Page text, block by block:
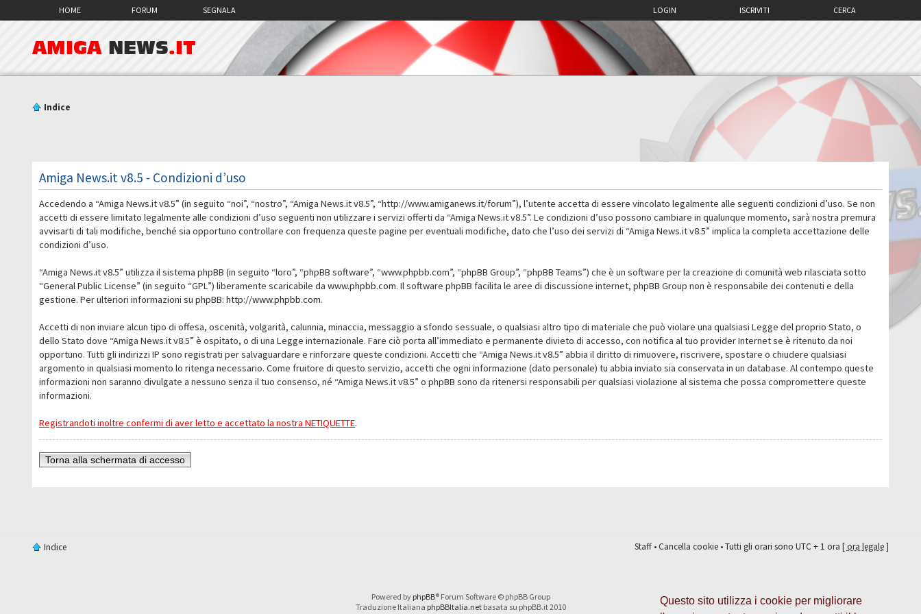
Questo sito utilizza i cookie per migliorare
HOME FORUM SEGNALA CERCA
ISCRIVITI
LOGIN
AMIGA NEWS.IT
Indice
Amiga News.it v8.5 - Condizioni d’uso
Accedendo a “Amiga News.it v8.5” (in seguito “noi”, “nostro”, “Amiga News.it v8.5”, “http://www.amiganews.it/forum”), l’utente accetta di essere vincolato legalmente alle seguenti condizioni d’uso. Se non
accetti di essere limitato legalmente alle condizioni d’uso seguenti non utilizzare i servizi offerti da “Amiga News.it v8.5”. Le condizioni d’uso possono cambiare in qualunque momento, sarà nostra premura
avvisarti di tali modifiche, benché sia opportuno controllare con frequenza queste pagine per eventuali modifiche, dato che l’uso dei servizi di “Amiga News.it v8.5” implica la completa accettazione delle
condizioni d’uso.
“Amiga News.it v8.5” utilizza il sistema phpBB (in seguito “loro”, “phpBB software”, “www.phpbb.com”, “phpBB Group”, “phpBB Teams”) che è un software per la creazione di comunità web rilasciata sotto
“General Public License” (in seguito “GPL”) liberamente scaricabile dawww.phpbb.com. Il software phpBB facilita le aree di discussione internet, phpBB Group non è responsabile dei contenuti e della
gestione. Per ulteriori informazioni su phpBB:http://www.phpbb.com.
Accetti di non inviare alcun tipo di offesa, oscenità, volgarità, calunnia, minaccia, messaggio a sfondo sessuale, o qualsiasi altro tipo di materiale che può violare una qualsiasi Legge del proprio Stato, o
dello Stato dove “Amiga News.it v8.5” è ospitato, o di una Legge internazionale. Fare ciò porta all’immediato e permanente divieto di accesso, con notifica al tuo provider Internet se è ritenuto da noi
opportuno. Tutti gli indirizzi IP sono registrati per salvaguardare e rinforzare queste condizioni. Accetti che “Amiga News.it v8.5” abbia il diritto di rimuovere, riscrivere, spostare o chiudere qualsiasi
argomento in qualsiasi momento lo ritenga necessario. Come fruitore di questo servizio, accetti che ogni informazione (dato personale) tu abbia inviato sia conservata in un database. Al contempo queste
informazioni non saranno divulgate a nessuno senza il tuo consenso, né “Amiga News.it v8.5” o phpBB sono da ritenersi responsabili per qualsiasi violazione al sistema che possa compromettere queste
informazioni.
Registrandoti inoltre confermi di aver letto e accettato la nostra NETIQUETTE.
Torna alla schermata di accesso
Indice Staff•Cancella cookie• Tutti gli orari sono UTC + 1 ora [ora legale]
Powered by phpBB® Forum Software © phpBB Group
Traduzione Italiana phpBBItalia.netbasata su phpBB.it 2010